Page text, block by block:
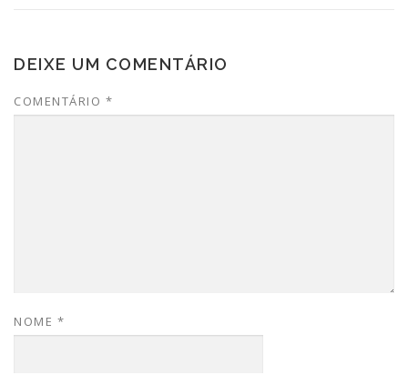
DEIXE UM COMENTÁRIO
COMENTÁRIO *
NOME *